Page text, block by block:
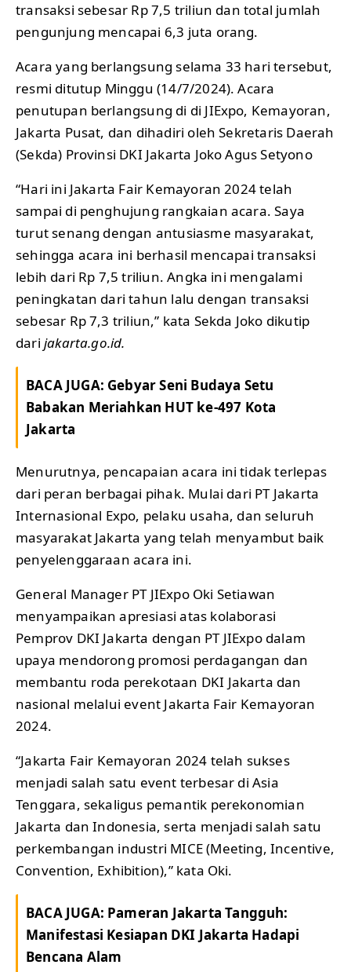
transaksi sebesar Rp 7,5 triliun dan total jumlah
pengunjung mencapai 6,3 juta orang.
Acara yang berlangsung selama 33 hari tersebut,
resmi ditutup Minggu (14/7/2024). Acara
penutupan berlangsung di di JIExpo, Kemayoran,
Jakarta Pusat, dan dihadiri oleh Sekretaris Daerah
(Sekda) Provinsi DKI Jakarta Joko Agus Setyono
“Hari ini Jakarta Fair Kemayoran 2024 telah
sampai di penghujung rangkaian acara. Saya
turut senang dengan antusiasme masyarakat,
sehingga acara ini berhasil mencapai transaksi
lebih dari Rp 7,5 triliun. Angka ini mengalami
peningkatan dari tahun lalu dengan transaksi
sebesar Rp 7,3 triliun,” kata Sekda Joko dikutip
dari jakarta.go.id.
BACA JUGA: Gebyar Seni Budaya Setu
Babakan Meriahkan HUT ke-497 Kota
Jakarta
Menurutnya, pencapaian acara ini tidak terlepas
dari peran berbagai pihak. Mulai dari PT Jakarta
Internasional Expo, pelaku usaha, dan seluruh
masyarakat Jakarta yang telah menyambut baik
penyelenggaraan acara ini.
General Manager PT JIExpo Oki Setiawan
menyampaikan apresiasi atas kolaborasi
Pemprov DKI Jakarta dengan PT JIExpo dalam
upaya mendorong promosi perdagangan dan
membantu roda perekotaan DKI Jakarta dan
nasional melalui event Jakarta Fair Kemayoran
2024.
“Jakarta Fair Kemayoran 2024 telah sukses
menjadi salah satu event terbesar di Asia
Tenggara, sekaligus pemantik perekonomian
Jakarta dan Indonesia, serta menjadi salah satu
perkembangan industri MICE (Meeting, Incentive,
Convention, Exhibition),” kata Oki.
BACA JUGA: Pameran Jakarta Tangguh:
Manifestasi Kesiapan DKI Jakarta Hadapi
Bencana Alam